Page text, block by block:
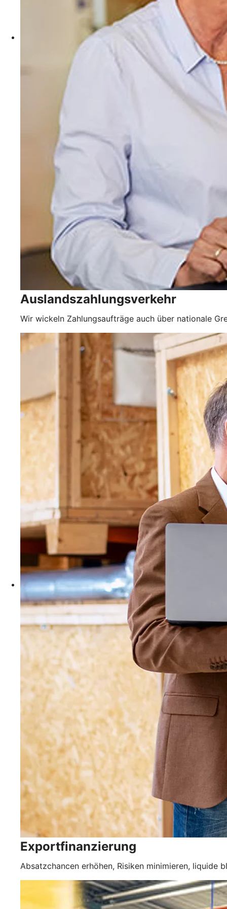
Auslandszahlungsverkehr
Wir wickeln Zahlungsaufträge auch über nationale
Exportfinanzierung
Absatzchancen erhöhen, Risiken minimieren, liquide